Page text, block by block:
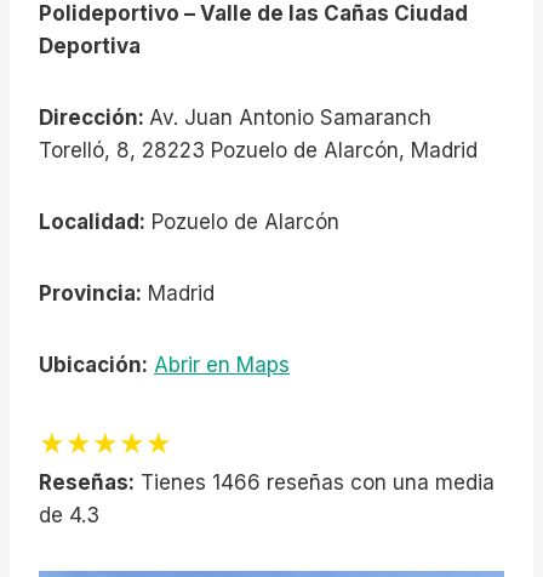
Polideportivo – Valle de las Cañas Ciudad
Deportiva
Dirección: Av. Juan Antonio Samaranch
Torelló, 8, 28223 Pozuelo de Alarcón, Madrid
Localidad: Pozuelo de Alarcón
Provincia: Madrid
Ubicación: Abrir en Maps
★★★★★
Reseñas: Tienes 1466 reseñas con una media
de 4.3